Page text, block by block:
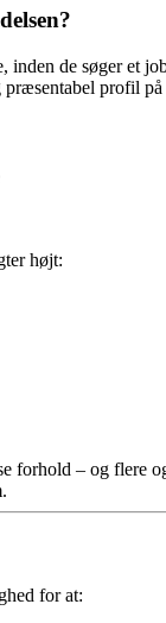
inden de søger et
præsentabel profil på
højt:
forhold – og flere
for at: